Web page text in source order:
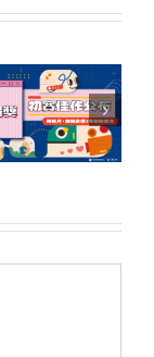
第16屆「您的一票，決
定愛的力量」公益傳播
領域提案開放公告